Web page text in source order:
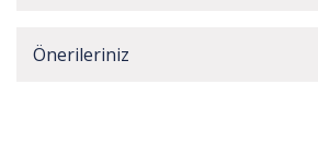
Önerileriniz